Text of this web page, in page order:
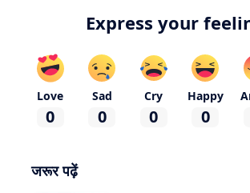
Express your
Love
0
Sad
0
Cry
0
Happy
0
जरूर पढ़ें